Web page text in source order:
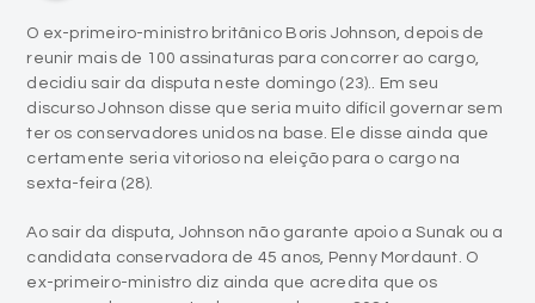
O ex-primeiro-ministro britânico Boris Johnson, depois de
reunir mais de 100 assinaturas para concorrer ao cargo,
decidiu sair da disputa neste domingo (23).. Em seu
discurso Johnson disse que seria muito difícil governar sem
ter os conservadores unidos na base. Ele disse ainda que
certamente seria vitorioso na eleição para o cargo na
sexta-feira (28).
Ao sair da disputa, Johnson não garante apoio a Sunak ou a
candidata conservadora de 45 anos, Penny Mordaunt. O
ex-primeiro-ministro diz ainda que acredita que os